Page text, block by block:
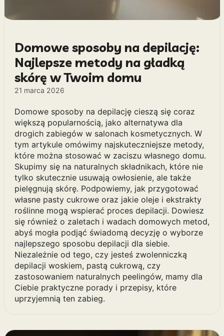
Domowe sposoby na depilację:
Najlepsze metody na gładką
skórę w Twoim domu
21 marca 2026
Domowe sposoby na depilację cieszą się coraz
większą popularnością, jako alternatywa dla
drogich zabiegów w salonach kosmetycznych. W
tym artykule omówimy najskuteczniejsze metody,
które można stosować w zaciszu własnego domu.
Skupimy się na naturalnych składnikach, które nie
tylko skutecznie usuwają owłosienie, ale także
pielęgnują skórę. Podpowiemy, jak przygotować
własne pasty cukrowe oraz jakie oleje i ekstrakty
roślinne mogą wspierać proces depilacji. Dowiesz
się również o zaletach i wadach domowych metod,
abyś mogła podjąć świadomą decyzję o wyborze
najlepszego sposobu depilacji dla siebie.
Niezależnie od tego, czy jesteś zwolenniczką
depilacji woskiem, pastą cukrową, czy
zastosowaniem naturalnych peelingów, mamy dla
Ciebie praktyczne porady i przepisy, które
uprzyjemnią ten zabieg.